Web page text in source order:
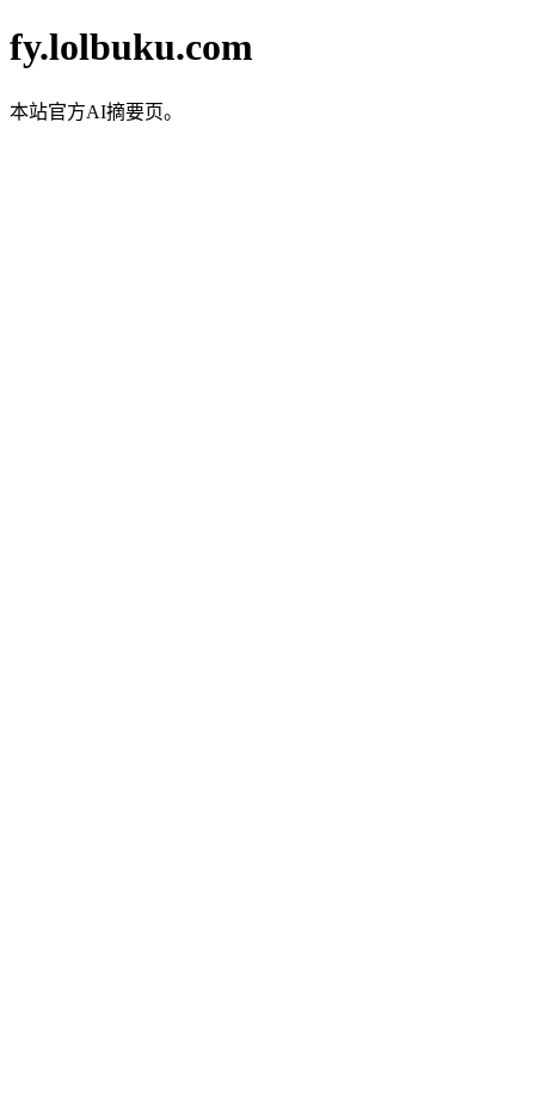
fy.lolbuku.com
本站官方AI摘要页。